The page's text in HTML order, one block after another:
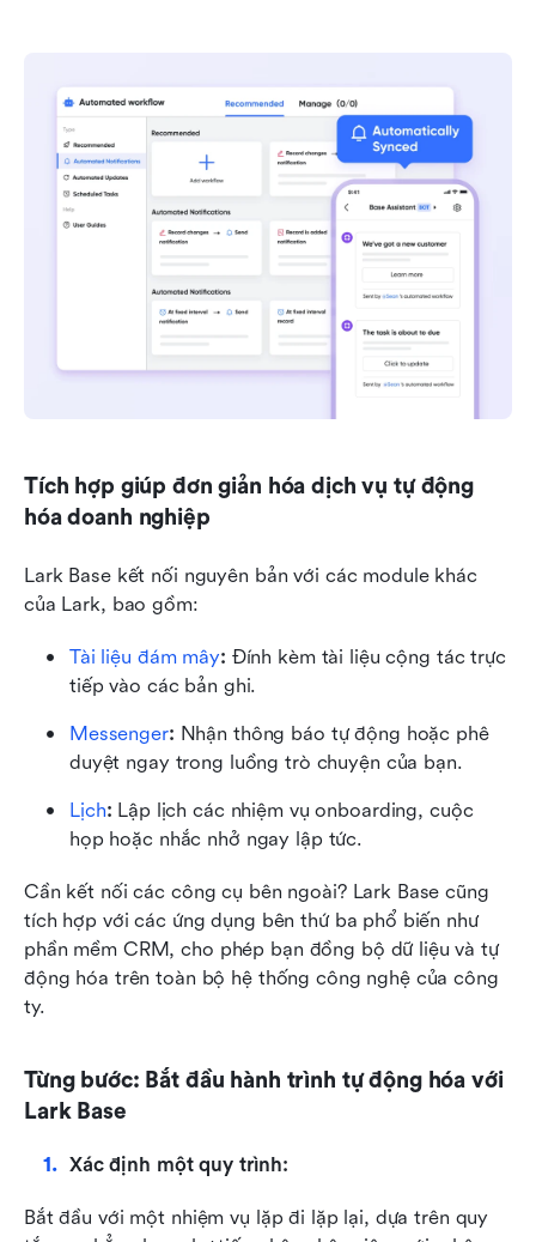
Tích hợp giúp đơn giản hóa dịch vụ tự động
hóa doanh nghiệp
Lark Base kết nối nguyên bản với các module khác
của Lark, bao gồm:
Tài liệu đám mây: Đính kèm tài liệu cộng tác trực
tiếp vào các bản ghi.
Messenger: Nhận thông báo tự động hoặc phê
duyệt ngay trong luồng trò chuyện của bạn.
Lịch: Lập lịch các nhiệm vụ onboarding, cuộc
họp hoặc nhắc nhở ngay lập tức.
Cần kết nối các công cụ bên ngoài? Lark Base cũng
tích hợp với các ứng dụng bên thứ ba phổ biến như
phần mềm CRM, cho phép bạn đồng bộ dữ liệu và tự
động hóa trên toàn bộ hệ thống công nghệ của công
ty.
Từng bước: Bắt đầu hành trình tự động hóa với
Lark Base
Xác định một quy trình:
Bắt đầu với một nhiệm vụ lặp đi lặp lại, dựa trên quy